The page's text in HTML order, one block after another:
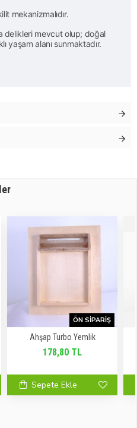
mekanizmalıdır.
delikleri mevcut olup; doğal
yaşam alanı sunmaktadır.
ÖN SIPARIŞ
Ahşap Turbo Yemlik
178,80 TL
Sepete Ekle